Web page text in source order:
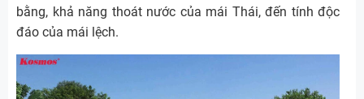
bằng, khả năng thoát nước của mái Thái, đến tính độc
đáo của mái lệch.